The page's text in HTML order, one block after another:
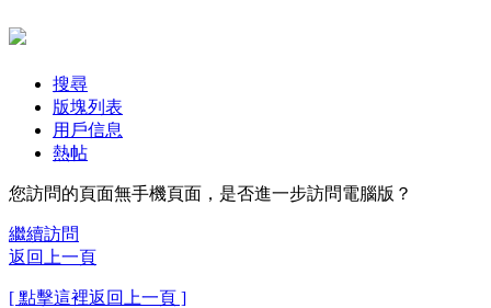
搜尋
版塊列表
用戶信息
熱帖
您訪問的頁面無手機頁面，是否進一步訪問電腦版？
繼續訪問
返回上一頁
[ 點擊這裡返回上一頁 ]